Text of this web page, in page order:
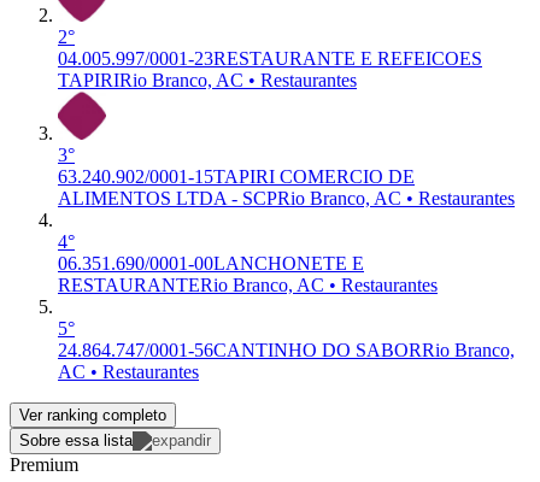
2°
04.005.997/0001-23RESTAURANTE E REFEICOES
TAPIRIRio Branco, AC • Restaurantes
3°
63.240.902/0001-15TAPIRI COMERCIO DE
ALIMENTOS LTDA - SCPRio Branco, AC • Restaurantes
4°
06.351.690/0001-00LANCHONETE E
RESTAURANTERio Branco, AC • Restaurantes
5°
24.864.747/0001-56CANTINHO DO SABORRio Branco,
AC • Restaurantes
Ver ranking completo
Sobre essa lista
Premium